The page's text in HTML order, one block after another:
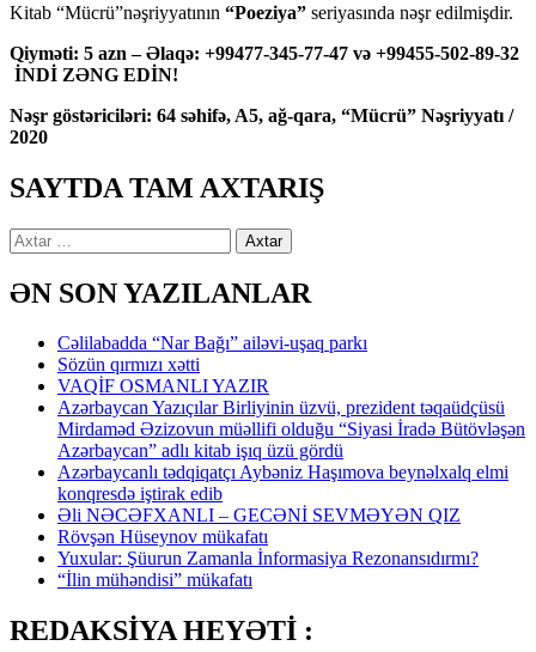
Kitab “Mücrü”nəşriyyatının “Poeziya” seriyasında nəşr edilmişdir.
Qiyməti: 5 azn – Əlaqə: +99477-345-77-47 və +99455-502-89-32
İNDİ ZƏNG EDİN!
Nəşr göstəriciləri: 64 səhifə, A5, ağ-qara, “Mücrü” Nəşriyyatı /
2020
SAYTDA TAM AXTARIŞ
Axtarış:
ƏN SON YAZILANLAR
Cəlilabadda “Nar Bağı” ailəvi-uşaq parkı
Sözün qırmızı xətti
VAQİF OSMANLI YAZIR
Azərbaycan Yazıçılar Birliyinin üzvü, prezident təqaüdçüsü
Mirdaməd Əzizovun müəllifi olduğu “Siyasi İradə Bütövləşən
Azərbaycan” adlı kitab işıq üzü gördü
Azərbaycanlı tədqiqatçı Aybəniz Haşımova beynəlxalq elmi
konqresdə iştirak edib
Əli NƏCƏFXANLI – GECƏNİ SEVMƏYƏN QIZ
Rövşən Hüseynov mükafatı
Yuxular: Şüurun Zamanla İnformasiya Rezonansıdırmı?
“İlin mühəndisi” mükafatı
REDAKSİYA HEYƏTİ :